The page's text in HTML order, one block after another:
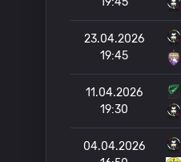
23.04.2026
19:45
11.04.2026
19:30
04.04.2026